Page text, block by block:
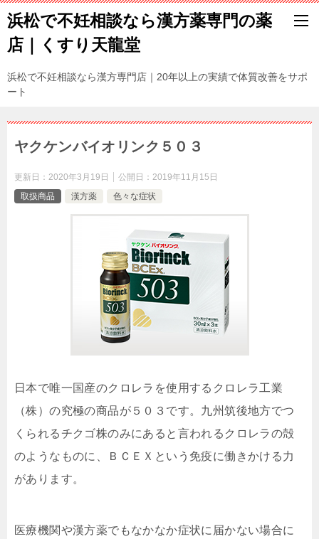
浜松で不妊相談なら漢方薬専門の薬
店｜くすり天龍堂
浜松で不妊相談なら漢方専門店｜20年以上の実績で体質改善をサポ
ート
ヤクケンバイオリンク５０３
更新日： 2020年3月19日 公開日： 2019年11月15日
取扱商品
漢方薬 色々な症状
日本で唯一国産のクロレラを使用するクロレラ工業
（株）の究極の商品が５０３です。九州筑後地方でつ
くられるチクゴ株のみにあると言われるクロレラの殻
のようなものに、ＢＣＥＸという免疫に働きかける力
があります。
医療機関や漢方薬でもなかなか症状に届かない場合に